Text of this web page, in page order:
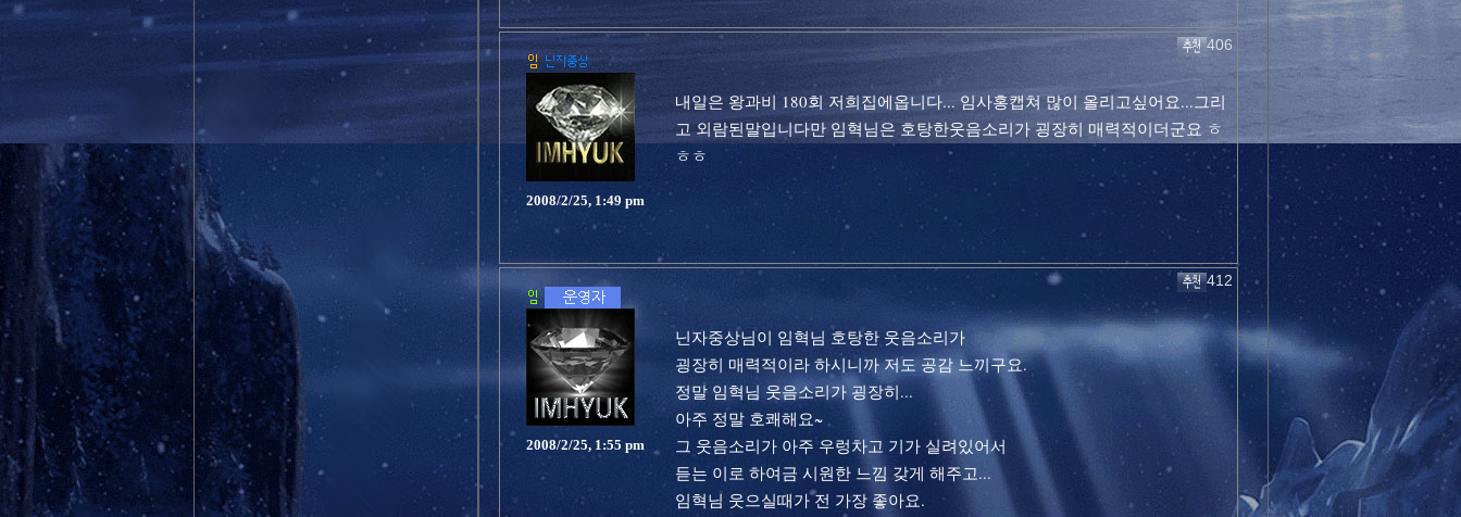
2008/2/25, 1:49 pm
406
내일은 왕과비 180회 저희집에옵니다... 임사홍캡쳐 많이 올리고싶어요...그리
고 외람된말입니다만 임혁님은 호탕한웃음소리가 굉장히 매력적이더군요 ㅎ
ㅎㅎ
2008/2/25, 1:55 pm
412
닌자중상님이 임혁님 호탕한 웃음소리가
굉장히 매력적이라 하시니까 저도 공감 느끼구요.
정말 임혁님 웃음소리가 굉장히...
아주 정말 호쾌해요~
그 웃음소리가 아주 우렁차고 기가 실려있어서
듣는 이로 하여금 시원한 느낌 갖게 해주고...
임혁님 웃으실때가 전 가장 좋아요.